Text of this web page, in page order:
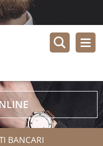
BANCARI